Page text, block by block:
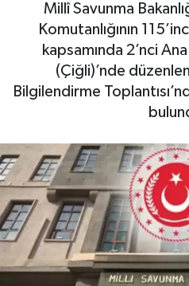
Millî Savunma
Komutanlığının
kapsamında 2’nci
(Çiğli)’nde
Bilgilendirme
Kim Kimdir Nereli
Resmi İlanlar
Siyaset
Spor
Teknoloji
Yaşam
Haber Arşivi